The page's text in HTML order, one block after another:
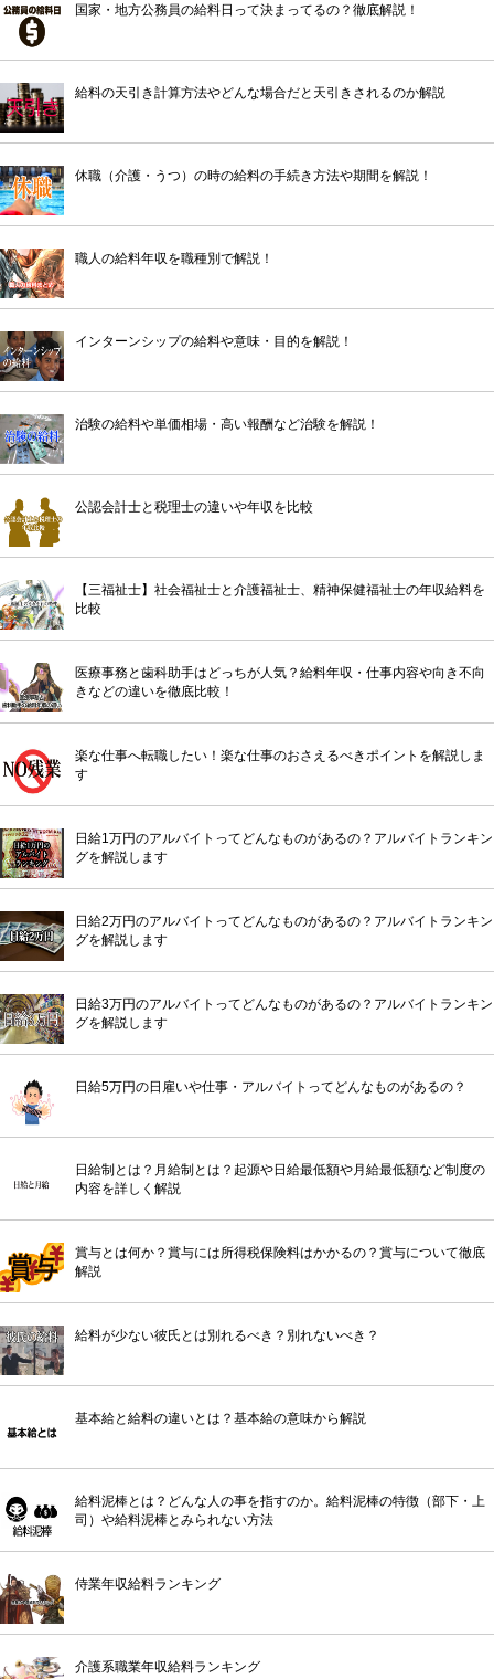
国家・地方公務員の給料日って決まってるの？徹底解説！
給料の天引き計算方法やどんな場合だと天引きされるのか解説
休職（介護・うつ）の時の給料の手続き方法や期間を解説！
職人の給料年収を職種別で解説！
インターンシップの給料や意味・目的を解説！
治験の給料や単価相場・高い報酬など治験を解説！
公認会計士と税理士の違いや年収を比較
【三福祉士】社会福祉士と介護福祉士、精神保健福祉士の年収給料を
比較
医療事務と歯科助手はどっちが人気？給料年収・仕事内容や向き不向
きなどの違いを徹底比較！
楽な仕事へ転職したい！楽な仕事のおさえるべきポイントを解説しま
す
日給1万円のアルバイトってどんなものがあるの？アルバイトランキン
グを解説します
日給2万円のアルバイトってどんなものがあるの？アルバイトランキン
グを解説します
日給3万円のアルバイトってどんなものがあるの？アルバイトランキン
グを解説します
日給5万円の日雇いや仕事・アルバイトってどんなものがあるの？
日給制とは？月給制とは？起源や日給最低額や月給最低額など制度の
内容を詳しく解説
賞与とは何か？賞与には所得税保険料はかかるの？賞与について徹底
解説
給料が少ない彼氏とは別れるべき？別れないべき？
基本給と給料の違いとは？基本給の意味から解説
給料泥棒とは？どんな人の事を指すのか。給料泥棒の特徴（部下・上
司）や給料泥棒とみられない方法
侍業年収給料ランキング
介護系職業年収給料ランキング